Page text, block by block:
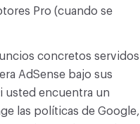
Pro (cuando se
concretos servidos
AdSense bajo sus
usted encuentra un
las políticas de Google,